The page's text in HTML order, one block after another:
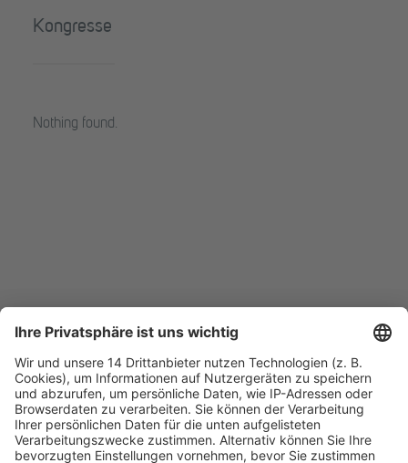
Kongresse
Nothing found.
Fachmedien Recht und Wirtschaft